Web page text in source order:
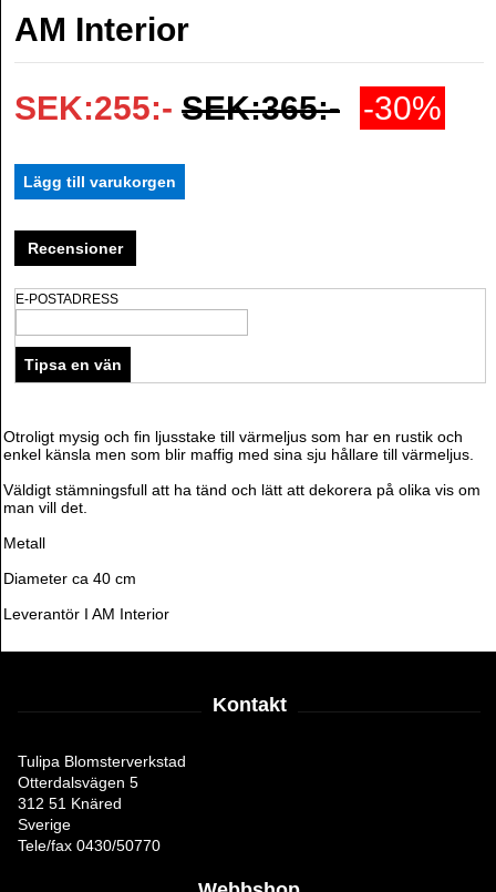
AM Interior
SEK:255:- SEK:365:- -30%
Recensioner
E-POSTADRESS
Otroligt mysig och fin ljusstake till värmeljus som har en rustik och
enkel känsla men som blir maffig med sina sju hållare till värmeljus.
Väldigt stämningsfull att ha tänd och lätt att dekorera på olika vis om
man vill det.
Metall
Diameter ca 40 cm
Leverantör I AM Interior
Kontakt
Tulipa Blomsterverkstad
Otterdalsvägen 5
312 51 Knäred
Sverige
Tele/fax 0430/50770